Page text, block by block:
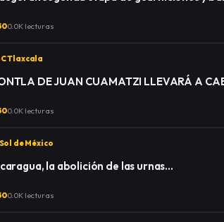
0.0K lecturas
Tlaxcala
DE JUAN CUAMATZI LLEVARÁ A
0.0K lecturas
de México
la abolición de las urnas…
0.0K lecturas